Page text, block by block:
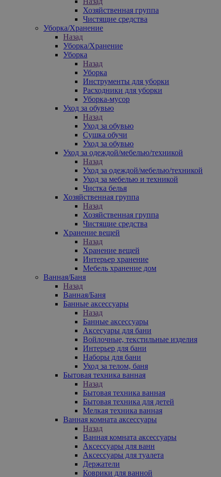
Хозяйственная группа
Чистящие средства
Уборка/Хранение
Назад
Уборка/Хранение
Уборка
Назад
Уборка
Инструменты для уборки
Расходники для уборки
Уборка-мусор
Уход за обувью
Назад
Уход за обувью
Сушка обучи
Уход за обувью
Уход за одеждой/мебелью/техникой
Назад
Уход за одеждой/мебелью/техникой
Уход за мебелью и техникой
Чистка белья
Хозяйственная группа
Назад
Хозяйственная группа
Чистящие средства
Хранение вещей
Назад
Хранение вещей
Интерьер хранение
Мебель хранение дом
Ванная/Баня
Назад
Ванная/Баня
Банные аксессуары
Назад
Банные аксессуары
Аксесуары для бани
Войлочные, текстильные изделия
Интерьер для бани
Наборы для бани
Уход за телом, баня
Бытовая техника ванная
Назад
Бытовая техника ванная
Бытовая техника для детей
Мелкая техника ванная
Ванная комната аксессуары
Назад
Ванная комната аксессуары
Аксессуары для ванн
Аксессуары для туалета
Держатели
Коврики для ванной